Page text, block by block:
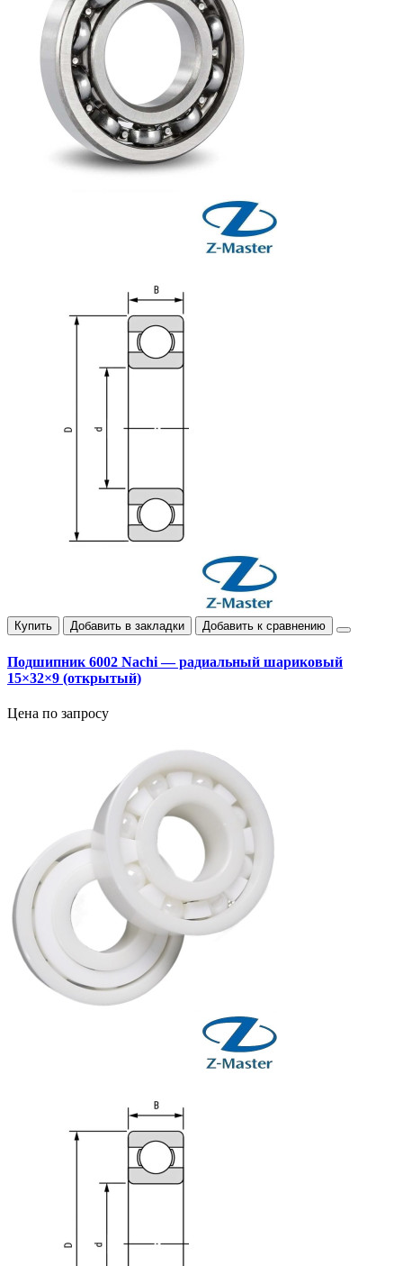
Купить Добавить в закладки Добавить к сравнению
Подшипник 6002 Nachi — радиальный шариковый
15×32×9 (открытый)
Цена по запросу